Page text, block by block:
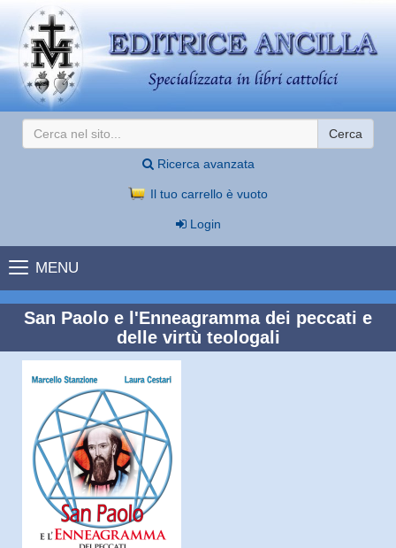
Cerca
Ricerca avanzata
Il tuo carrello è vuoto
Login
MENU
San Paolo e l'Enneagramma dei peccati e
delle virtù teologali